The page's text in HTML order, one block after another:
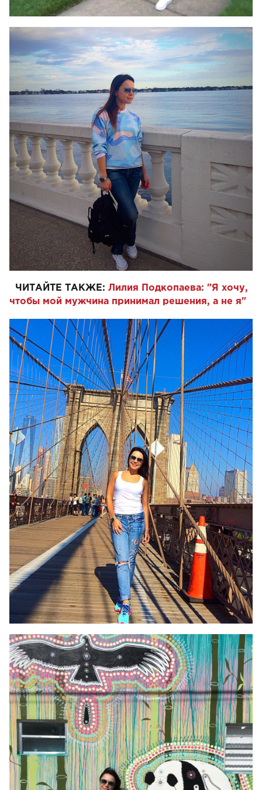
ЧИТАЙТЕ ТАКЖЕ: Лилия Подкопаева: "Я хочу,
чтобы мой мужчина принимал решения, а не я"